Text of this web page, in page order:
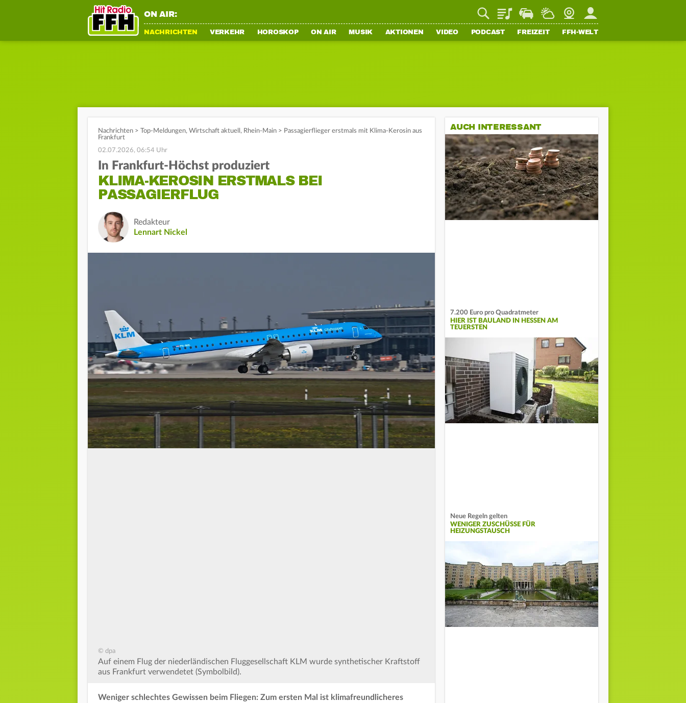
ON AIR: PlaylistStaupilotWetterWebcamMein FFH
NACHRICHTEN VERKEHR HOROSKOP ON AIR MUSIK AKTIONEN VIDEO PODCAST FREIZEIT FFH-WELT
Nachrichten > Top-Meldungen, Wirtschaft aktuell , Rhein-Main > Passagierflieger erstmals mit Klima-Kerosin aus
Frankfurt
02.07.2026, 06:54 Uhr
In Frankfurt-Höchst produziert
KLIMA-KEROSIN ERSTMALS BEI
PASSAGIERFLUG
Redakteur
Lennart Nickel
© dpa
Auf einem Flug der niederländischen Fluggesellschaft KLM wurde synthetischer Kraftstoff
aus Frankfurt verwendetet (Symbolbild).
Weniger schlechtes Gewissen beim Fliegen: Zum ersten Mal ist klimafreundlicheres
AUCH INTERESSANT
7.200 Euro pro Quadratmeter
HIER IST BAULAND IN HESSEN AM
TEUERSTEN
Neue Regeln gelten
WENIGER ZUSCHÜSSE FÜR
HEIZUNGSTAUSCH